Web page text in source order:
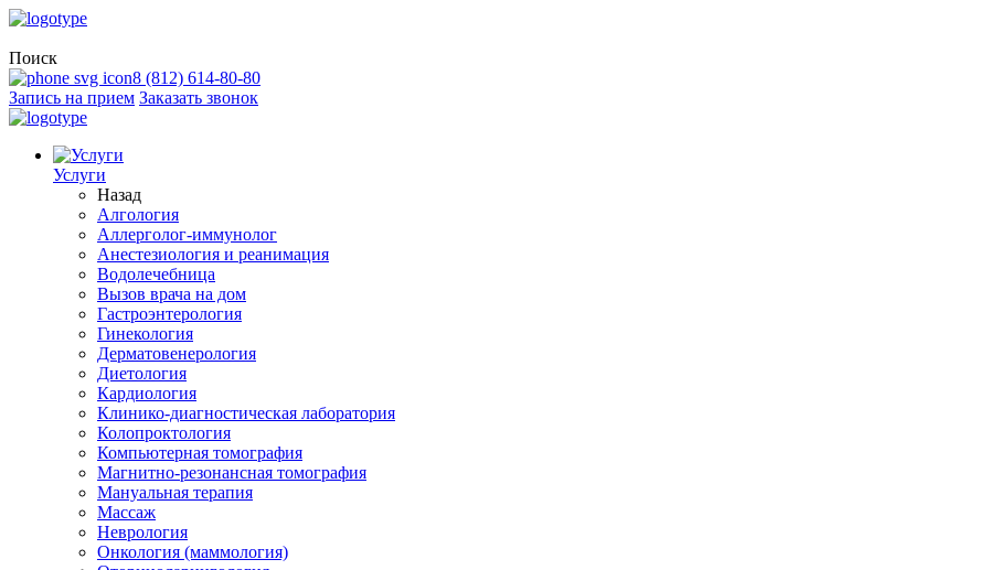
Поиск
8 (812) 614-80-80
Запись на прием Заказать звонок
Услуги
Назад
Алгология
Аллерголог-иммунолог
Анестезиология и реанимация
Водолечебница
Вызов врача на дом
Гастроэнтерология
Гинекология
Дерматовенерология
Диетология
Кардиология
Клинико-диагностическая лаборатория
Колопроктология
Компьютерная томография
Магнитно-резонансная томография
Мануальная терапия
Массаж
Неврология
Онкология (маммология)